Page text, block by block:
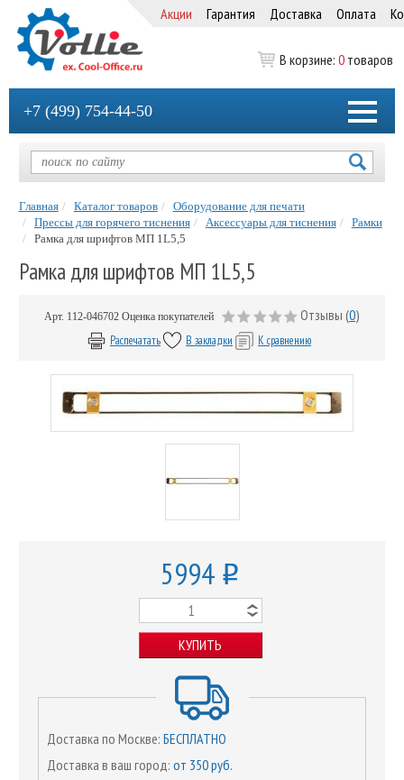
Акции Гарантия Доставка Оплата
В корзине: 0 товаров
+7 (499) 754-44-50
Главная Каталог товаров
Оборудование для печати
Прессы для горячего тиснения
Аксессуары для тиснения
Рамки
Рамка для шрифтов МП 1L5,5
Рамка для шрифтов МП 1L5,5
Арт. 112-046702 Оценка покупателей Отзывы (0)
Распечатать В закладки К сравнению
5994 o
КУПИТЬ
Доставка по Москве: БЕСПЛАТНО
Доставка в ваш город: от 350 руб.